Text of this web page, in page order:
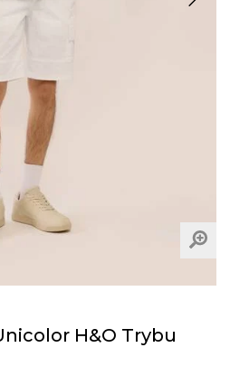
H&O Trybu